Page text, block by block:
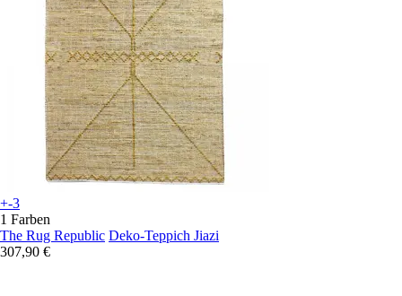
+-3
1 Farben
The Rug Republic Deko-Teppich Jiazi
307,90 €